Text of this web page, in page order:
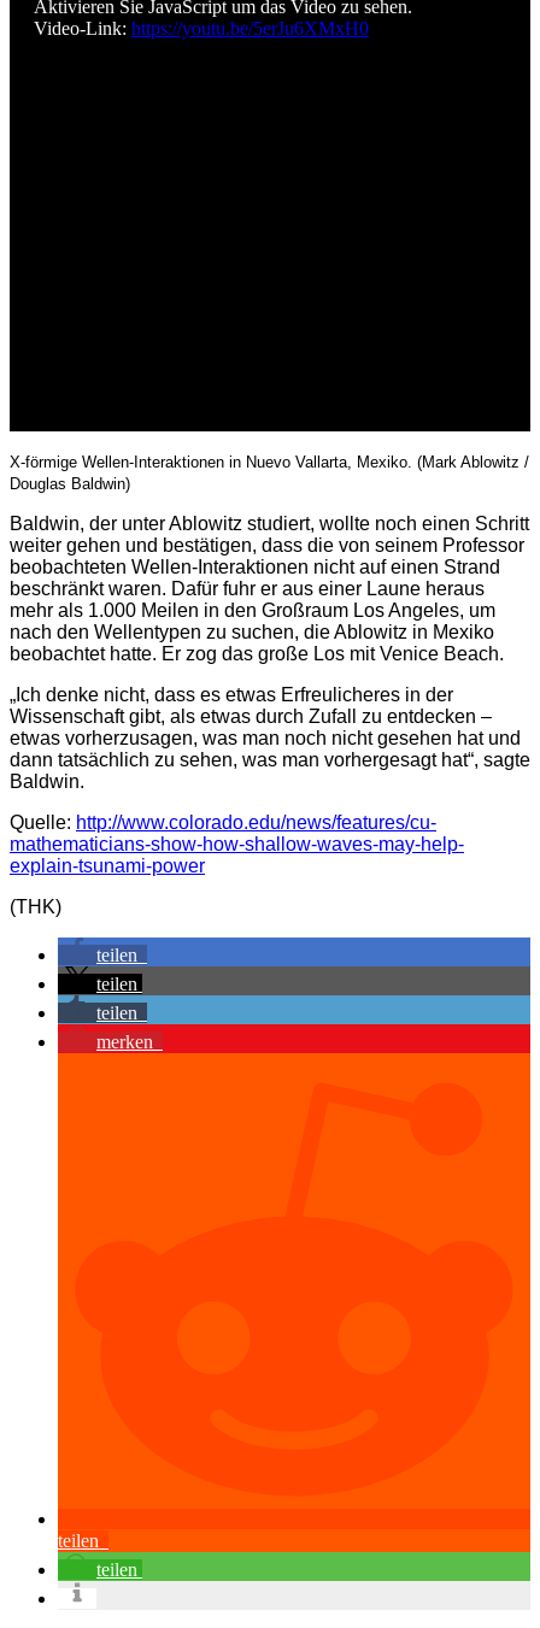
Aktivieren Sie JavaScript um das Video zu sehen.
Video-Link: https://youtu.be/5erJu6XMxH0
X-förmige Wellen-Interaktionen in Nuevo Vallarta, Mexiko. (Mark Ablowitz /
Douglas Baldwin)
Baldwin, der unter Ablowitz studiert, wollte noch einen Schritt
weiter gehen und bestätigen, dass die von seinem Professor
beobachteten Wellen-Interaktionen nicht auf einen Strand
beschränkt waren. Dafür fuhr er aus einer Laune heraus
mehr als 1.000 Meilen in den Großraum Los Angeles, um
nach den Wellentypen zu suchen, die Ablowitz in Mexiko
beobachtet hatte. Er zog das große Los mit Venice Beach.
„Ich denke nicht, dass es etwas Erfreulicheres in der
Wissenschaft gibt, als etwas durch Zufall zu entdecken –
etwas vorherzusagen, was man noch nicht gesehen hat und
dann tatsächlich zu sehen, was man vorhergesagt hat“, sagte
Baldwin.
Quelle: http://www.colorado.edu/news/features/cu-
mathematicians-show-how-shallow-waves-may-help-
explain-tsunami-power
(THK)
teilen
teilen
teilen
merken
teilen
teilen